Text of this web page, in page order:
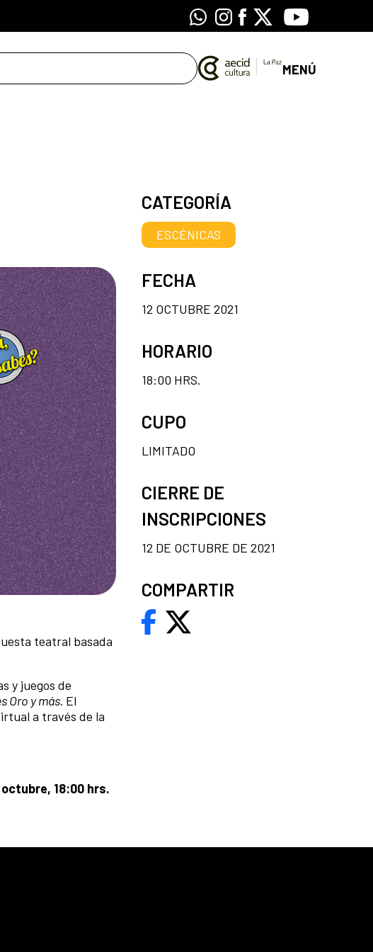
WhatsappInstagram
Facebook
X Youtube
MENÚ
teatral basada
y juegos de
Oro y más. El
a través de la
18:00 hrs.
CATEGORÍA
ESCÉNICAS
FECHA
12 OCTUBRE 2021
HORARIO
18:00 HRS.
CUPO
LIMITADO
CIERRE DE
INSCRIPCIONES
12 DE OCTUBRE DE 2021
COMPARTIR